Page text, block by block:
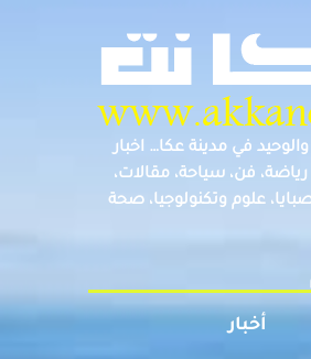
في مدينة عكا… اخبار
رياضة، فن، سياحة، مقالات،
علوم وتكنولوجيا، صحة
أخبار